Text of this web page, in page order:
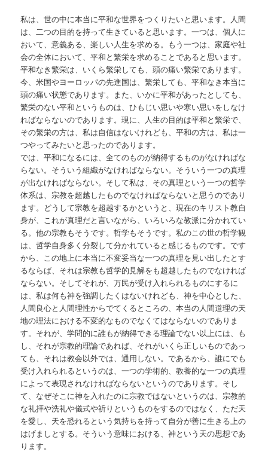
私は、世の中に本当に平和な世界をつくりたいと思います。人間
は、二つの目的を持って生きていると思います。一つは、個人に
おいて、意義ある、楽しい人生を求める。もう一つは、家庭や社
会の全体において、平和と繁栄を求めることであると思います。
平和なき繁栄は、いくら繁栄しても、頭の痛い繁栄であります。
今、米国やヨーロッパの先進国は、繁栄しても、平和なき本当に
頭の痛い状態であります。また、いかに平和があったとしても、
繁栄のない平和というものは、ひもじい思いや寒い思いをしなけ
ればならないのであります。現に、人生の目的は平和と繁栄で、
その繁栄の方は、私は自信はないけれども、平和の方は、私は一
つやってみたいと思ったのであります。
では、平和になるには、全てのものが納得するものがなければな
らない。そういう組織がなければならない。そういう一つの真理
が出なければならない。そして私は、その真理という一つの哲学
体系は、宗教を超越したものでなければならないと思うのであり
ます。どうして宗教を超越するかというと、現在のキリスト教自
身が、これが真理だと言いながら、いろいろな教派に分かれてい
る。他の宗教もそうです。哲学もそうです。私のこの世の哲学観
は、哲学自身多く分裂して分かれていると感じるものです。です
から、この地上に本当に不変妥当な一つの真理を見い出したとす
るならば、それは宗教も哲学的見解をも超越したものでなければ
ならない。そしてそれが、万民が受け入れられるものにするに
は、私は何も神を強調したくはないけれども、神を中心とした、
人間良心と人間理性からでてくるところの、本当の人間道理の天
地の理法における不変的なものでなくてはならないのでありま
す。それが、学問的に誰もが納得できる理論でない以上には、も
し、それが宗教的理論であれば、それがいくら正しいものであっ
ても、それは教会以外では、通用しない。であるから、誰にでも
受け入れられるというのは、一つの学術的、教養的な一つの真理
によって表現されなければならないというのであります。そし
て、なぜそこに神を入れたのに宗教ではないというのは、宗教的
な礼拝や洗礼や儀式や祈りというものをするのではなく、ただ天
を愛し、天を恐れるという気持ちを持って自分が善に生きる上の
はげましとする。そういう意味における、神という天の思想であ
ります。